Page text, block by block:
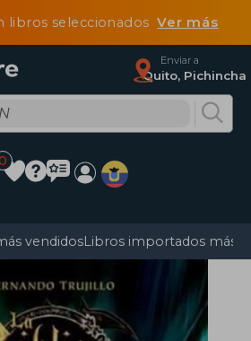
libros seleccionadosVer más
Enviar a
Quito, Pichincha
vendidosLibros importados más